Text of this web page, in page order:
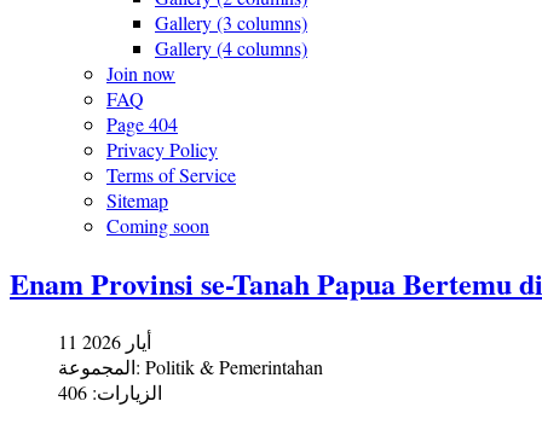
Gallery (3 columns)
Gallery (4 columns)
Join now
FAQ
Page 404
Privacy Policy
Terms of Service
Sitemap
Coming soon
Enam Provinsi se-Tanah Papua Bertemu
11 أيار 2026
المجموعة: Politik & Pemerintahan
الزيارات: 406